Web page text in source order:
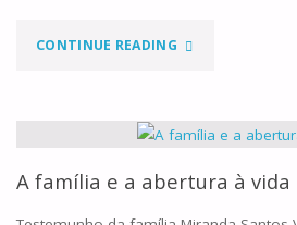
CONTINUE READING"O
DA
ALEGRIA"
A família e a abertura à vida